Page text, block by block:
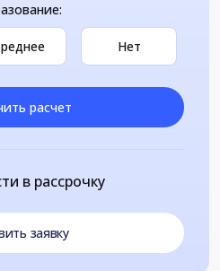
Нет
расчет
в рассрочку
заявку